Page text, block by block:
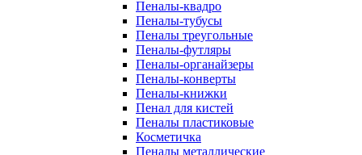
Пеналы-квадро
Пеналы-тубусы
Пеналы треугольные
Пеналы-футляры
Пеналы-органайзеры
Пеналы-конверты
Пеналы-книжки
Пенал для кистей
Пеналы пластиковые
Косметичка
Пеналы металлические